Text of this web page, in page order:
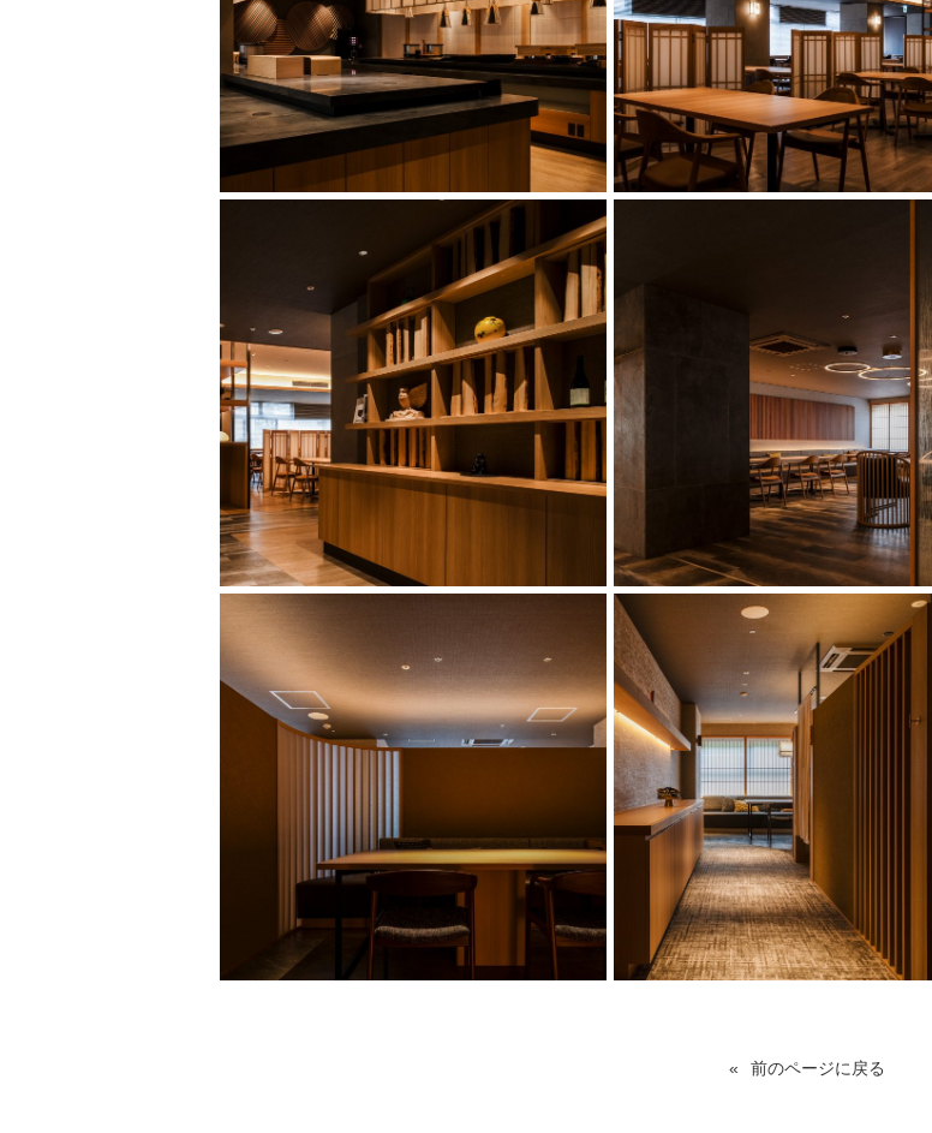
前のページに戻る